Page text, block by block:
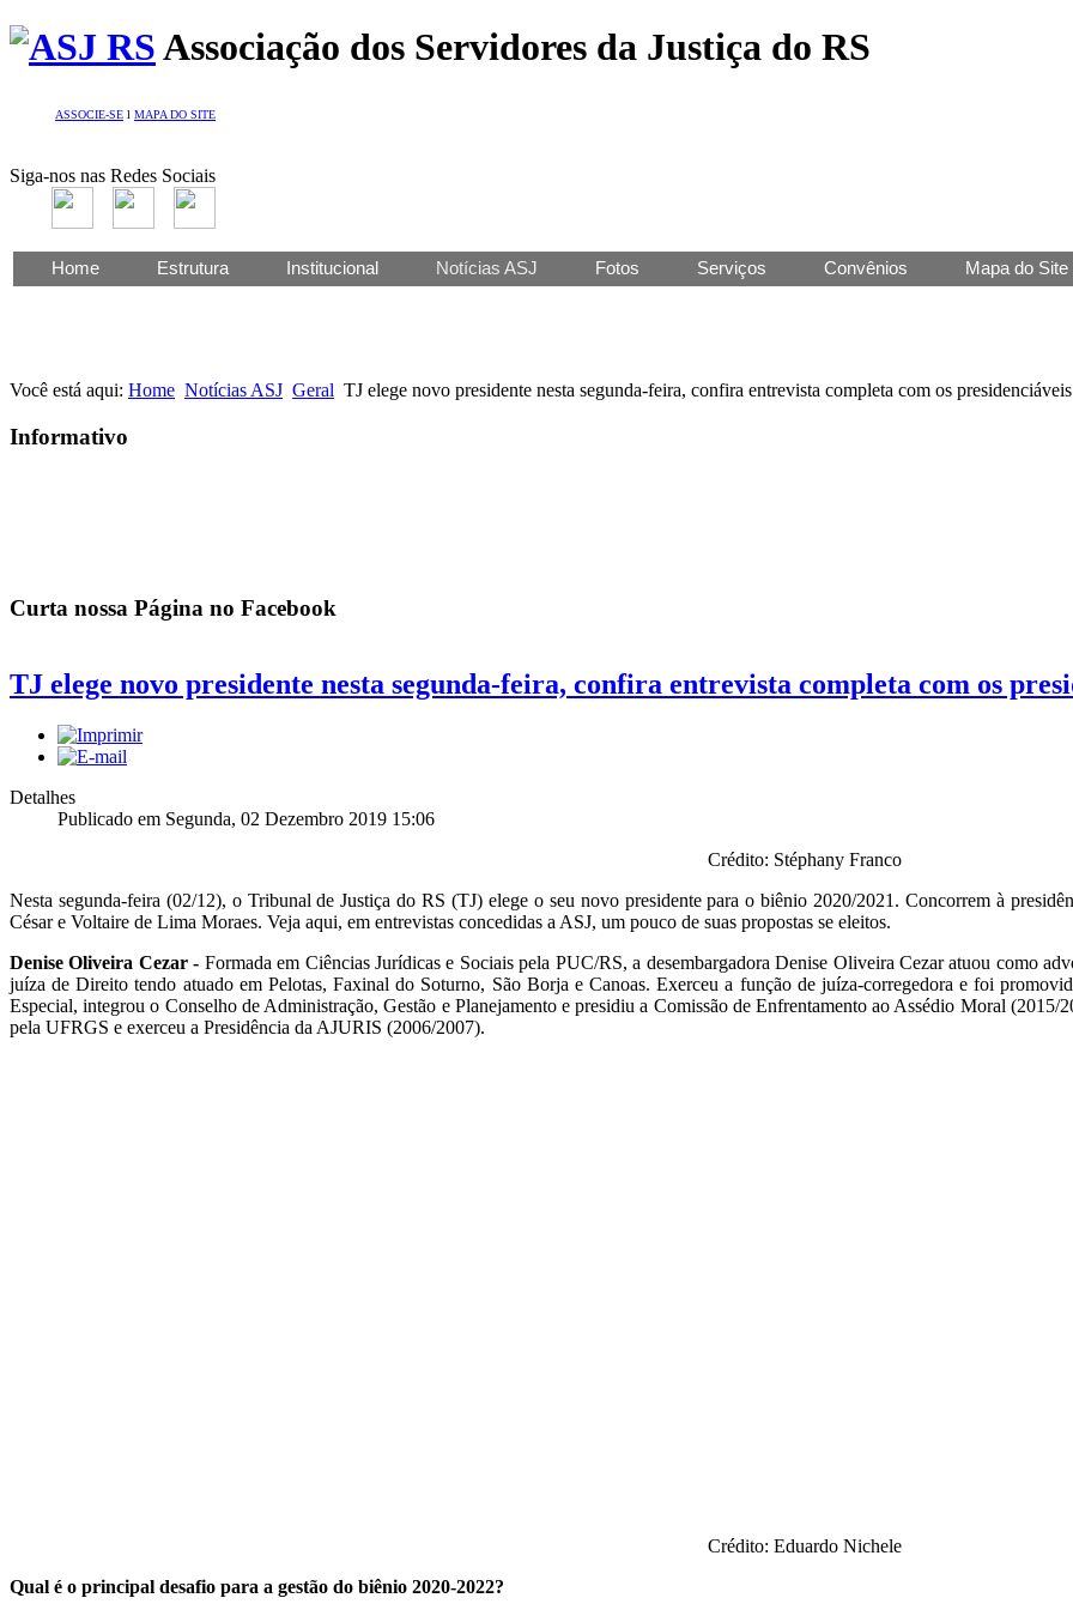
Associação dos Servidores da Justiça do RS
ASSOCIE-SE l MAPA DO SITE
Siga-nos nas Redes Sociais
Home Estrutura Institucional Notícias ASJ Fotos Serviços Convênios Mapa do Site
Você está aqui: Home Notícias ASJ Geral TJ elege novo presidente nesta segunda-feira, confira entrevista completa com os presidenciáveis
Informativo
Curta nossa Página no Facebook
TJ elege novo presidente nesta segunda-feira, confira entrevista completa com os
Detalhes
Publicado em Segunda, 02 Dezembro 2019 15:06
Crédito: Stéphany Franco
Nesta segunda-feira (02/12), o Tribunal de Justiça do RS (TJ) elege o seu novo presidente para o biênio 2020/2021. Concorrem à
César e Voltaire de Lima Moraes. Veja aqui, em entrevistas concedidas a ASJ, um pouco de suas propostas se eleitos.
Denise Oliveira Cezar - Formada em Ciências Jurídicas e Sociais pela PUC/RS, a desembargadora Denise Oliveira Cezar atuou como
juíza de Direito tendo atuado em Pelotas, Faxinal do Soturno, São Borja e Canoas. Exerceu a função de juíza-corregedora e foi
Especial, integrou o Conselho de Administração, Gestão e Planejamento e presidiu a Comissão de Enfrentamento ao Assédio Moral
pela UFRGS e exerceu a Presidência da AJURIS (2006/2007).
Crédito: Eduardo Nichele
Qual é o principal desafio para a gestão do biênio 2020-2022?